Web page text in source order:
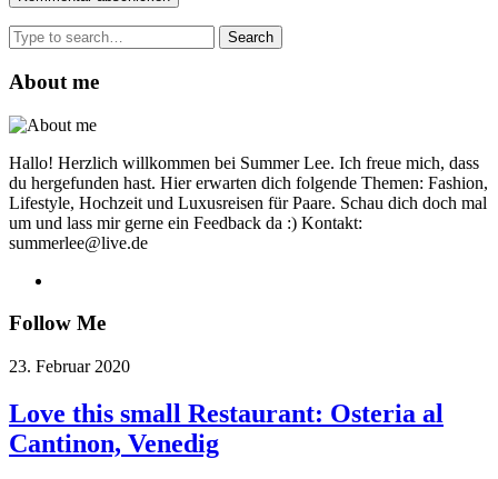
Search
for:
About me
Hallo! Herzlich willkommen bei Summer Lee. Ich freue mich, dass
du hergefunden hast. Hier erwarten dich folgende Themen: Fashion,
Lifestyle, Hochzeit und Luxusreisen für Paare. Schau dich doch mal
um und lass mir gerne ein Feedback da :) Kontakt:
summerlee@live.de
Follow Me
23. Februar 2020
Love this small Restaurant: Osteria al
Cantinon, Venedig